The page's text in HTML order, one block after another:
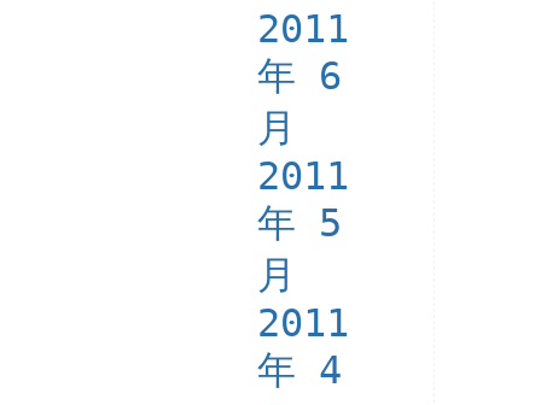
2011
年 6
月
2011
年 5
月
2011
年 4